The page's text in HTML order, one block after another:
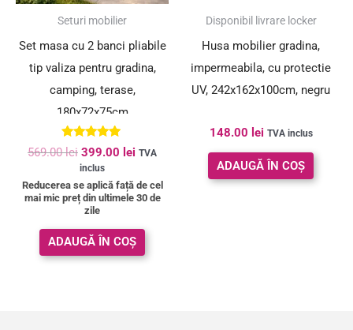
SUPER PREȚ!Seturi mobilier
Set masa cu 2 banci pliabile
tip valiza pentru gradina,
camping, terase,
180x72x75cm
Evaluat la
4.93
din 5
569.00lei 399.00 lei TVA
inclus
Reducerea se aplică față de cel
mai mic preț din ultimele 30 de
zile
ADAUGĂ ÎN COȘ
Disponibil livrare locker
Husa mobilier gradina,
impermeabila, cu protectie
UV, 242x162x100cm, negru
148.00 lei TVA inclus
ADAUGĂ ÎN COȘ